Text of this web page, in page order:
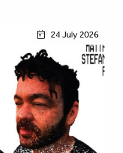
24 July 2026